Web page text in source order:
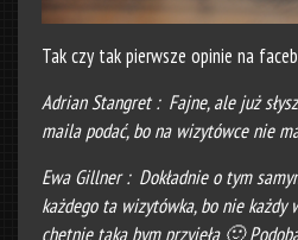
Tak czy tak pierwsze opinie na
Adrian Stangret : Fajne, ale już
maila podać, bo na wizytówce nie
Ewa Gillner : Dokładnie o tym
każdego ta wizytówka, bo nie każdy
chętnie taką bym przyjęła 🙂